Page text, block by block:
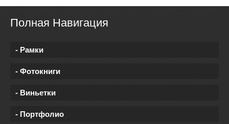
Полная Навигация
- Рамки
- Фотокниги
- Виньетки
- Портфолио